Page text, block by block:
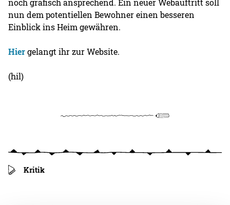
noch grafisch ansprechend. Ein neuer Webauftritt soll
nun dem potentiellen Bewohner einen besseren
Einblick ins Heim gewähren.
Hiergelangt ihr zur Website.
(hil)
Kritik